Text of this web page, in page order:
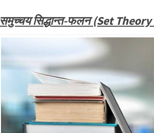
समुच्चय सिद्धान्त-फलन (Set